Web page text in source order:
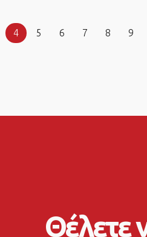
4 5 6 7 8 9
Θέλετε